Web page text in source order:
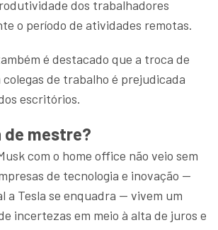
dos trabalhadores
o período de atividades remotas.
é destacado que a troca de
de trabalho é prejudicada
escritórios.
de mestre?
com o home office não veio sem
de tecnologia e inovação —
a Tesla se enquadra — vivem um
incertezas em meio à alta de juros e